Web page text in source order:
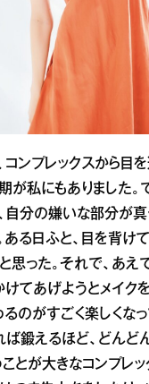
コンプレックスから目
が私にもありました。
自分の嫌いな部分が
ある日ふと、目を背け
思った。それで、あえ
けてあげようとメイク
のがすごく楽しくな
ば鍛えるほど、どんど
ことが大きなコンプレ